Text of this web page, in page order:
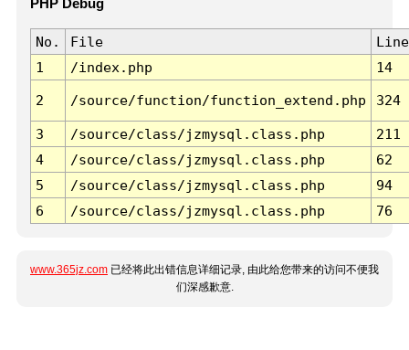
PHP Debug
No. File
Line
1
/index.php 14
2 /source/function/function_extend.php 324
3 /source/class/jzmysql.class.php
211
4
/source/class/jzmysql.class.php
62
5
/source/class/jzmysql.class.php
94
6
/source/class/jzmysql.class.php 76
www.365jz.com 已经将此出错信息详细记录, 由此给您带来的访问不便我
们深感歉意.